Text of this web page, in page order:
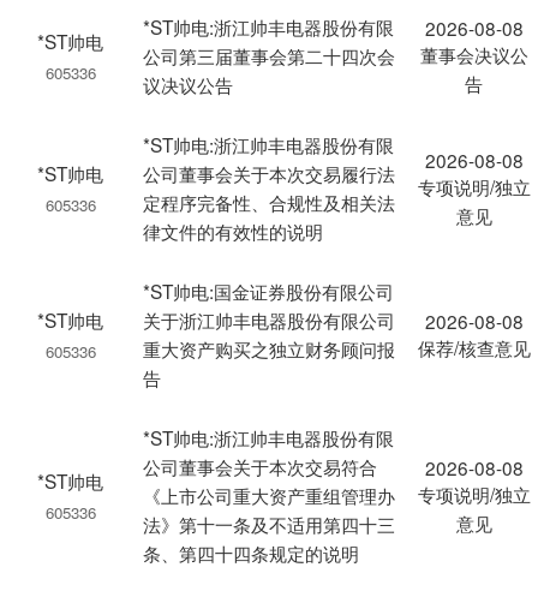
*ST帅电
605336
*ST帅电:浙江帅丰电器股份有限
公司第三届董事会第二十四次会
议决议公告
2026-08-08
董事会决议公
告
*ST帅电
605336
*ST帅电:浙江帅丰电器股份有限
公司董事会关于本次交易履行法
定程序完备性、合规性及相关法
律文件的有效性的说明
2026-08-08
专项说明/独立
意见
*ST帅电
605336
*ST帅电:国金证券股份有限公司
关于浙江帅丰电器股份有限公司
重大资产购买之独立财务顾问报
告
2026-08-08
保荐/核查意见
*ST帅电
605336
*ST帅电:浙江帅丰电器股份有限
公司董事会关于本次交易符合
《上市公司重大资产重组管理办
法》第十一条及不适用第四十三
条、第四十四条规定的说明
2026-08-08
专项说明/独立
意见